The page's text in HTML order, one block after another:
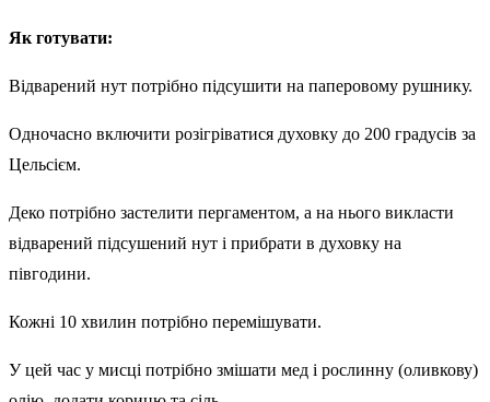
Як готувати:
Відварений нут потрібно підсушити на паперовому рушнику.
Одночасно включити розігріватися духовку до 200 градусів за
Цельсієм.
Деко потрібно застелити пергаментом, а на нього викласти
відварений підсушений нут і прибрати в духовку на
півгодини.
Кожні 10 хвилин потрібно перемішувати.
У цей час у мисці потрібно змішати мед і рослинну (оливкову)